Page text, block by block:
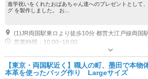
進学祝いをくれたおばあちゃん達へのプレゼントとして
グ を製作しました。 お...
営業時間：10:00~18:00
【東京・両国駅近く】職人の町、墨田で本物
本革を使ったバッグ作り Largeサイズ